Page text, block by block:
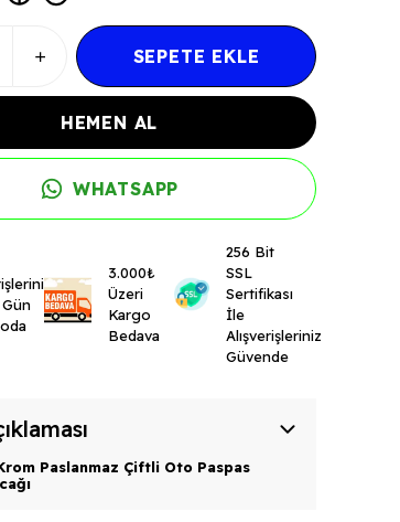
SEPETE EKLE
HEMEN AL
WHATSAPP
3.000₺
Üzeri
Kargo
Bedava
256 Bit
SSL
Sertifikası
İle
Alışverişleriniz
Güvende
Paslanmaz Çiftli Oto Paspas